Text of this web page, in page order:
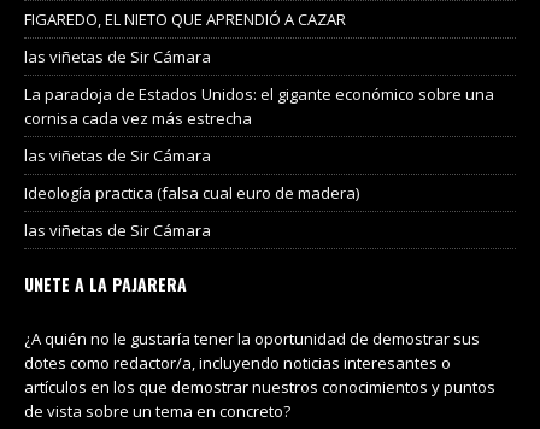
FIGAREDO, EL NIETO QUE APRENDIÓ A CAZAR
las viñetas de Sir Cámara
La paradoja de Estados Unidos: el gigante económico sobre una
cornisa cada vez más estrecha
las viñetas de Sir Cámara
Ideología practica (falsa cual euro de madera)
las viñetas de Sir Cámara
UNETE A LA PAJARERA
¿A quién no le gustaría tener la oportunidad de demostrar sus
dotes como redactor/a, incluyendo noticias interesantes o
artículos en los que demostrar nuestros conocimientos y puntos
de vista sobre un tema en concreto?